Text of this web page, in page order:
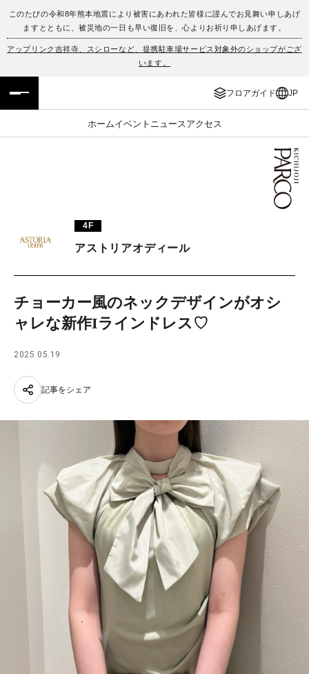
このたびの令和8年熊本地震により被害にあわれた皆様に謹んでお見舞い申しあげ
ますとともに、被災地の一日も早い復旧を、心よりお祈り申しあげます。
アップリンク吉祥寺、スシローなど、提携駐車場サービス対象外のショップがござ
います。
フロアガイド JP
ホームイベント ニュース アクセス
フロアガイド
イベント・ポップアップ
ニュース
PARCOメンバーズ
ENGLISH
簡体字
한국어
4F
アストリアオディール
チョーカー風のネックデザインがオシ
ャレな新作Iラインドレス♡
2025.05.19
記事をシェア